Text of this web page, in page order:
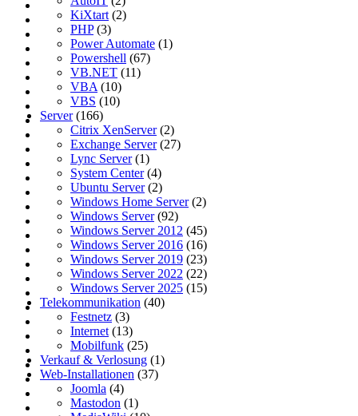
KiXtart (2)
PHP(3)
Power Automate (1)
Powershell (67)
VB.NET (11)
VBA (10)
VBS (10)
Server(166)
Citrix XenServer(2)
Exchange Server(27)
Lync Server(1)
System Center(4)
Ubuntu Server(2)
Windows Home Server(2)
Windows Server(92)
Windows Server 2012 (45)
Windows Server 2016 (16)
Windows Server 2019 (23)
Windows Server 2022 (22)
Windows Server 2025 (15)
Telekommunikation (40)
Festnetz (3)
Internet (13)
Mobilfunk (25)
Verkauf & Verlosung (1)
Web-Installationen (37)
Joomla (4)
Mastodon (1)